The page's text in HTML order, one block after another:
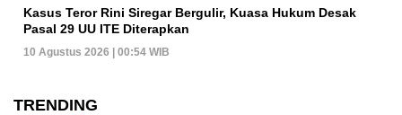
Kasus Teror Rini Siregar Bergulir, Kuasa Hukum Desak
Pasal 29 UU ITE Diterapkan
10 Agustus 2026 | 00:54 WIB
TRENDING